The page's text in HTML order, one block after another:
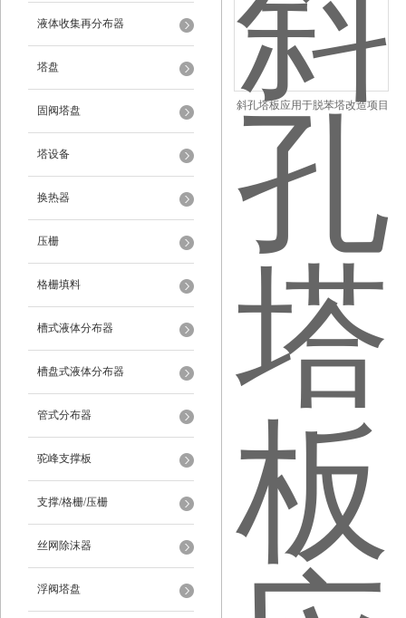
液体收集再分布器
塔盘
固阀塔盘
塔设备
换热器
压栅
格栅填料
槽式液体分布器
槽盘式液体分布器
管式分布器
驼峰支撑板
支撑/格栅/压栅
丝网除沫器
浮阀塔盘
斜孔塔板应用于脱苯塔改造项目